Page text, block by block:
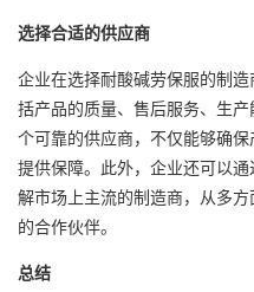
选择合适的供应商
企业在选择耐酸碱劳保服的制
括产品的质量、售后服务、生
个可靠的供应商，不仅能够确
提供保障。此外，企业还可以
解市场上主流的制造商，从多
的合作伙伴。
总结